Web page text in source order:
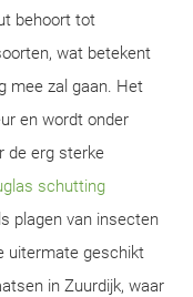
behoort tot
wat betekent
mee zal gaan. Het
en wordt onder
de erg sterke
schutting
plagen van insecten
uitermate geschikt
in Zuurdijk, waar